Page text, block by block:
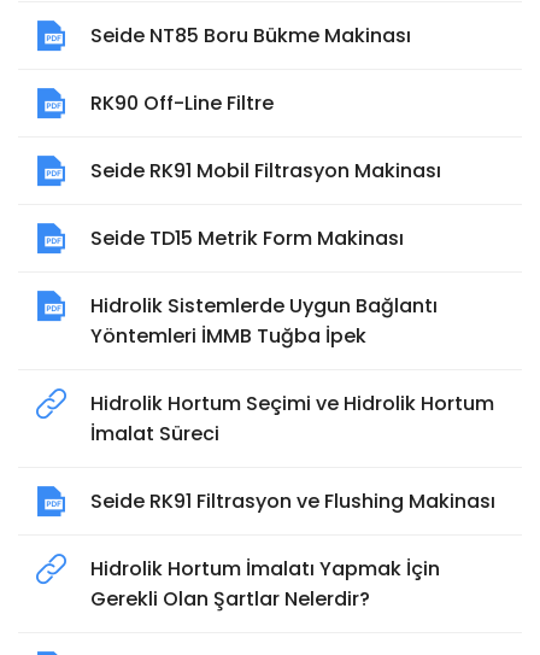
Seide NT85 Boru Bükme Makinası
RK90 Off-Line Filtre
Seide RK91 Mobil Filtrasyon Makinası
Seide TD15 Metrik Form Makinası
Hidrolik Sistemlerde Uygun Bağlantı
Yöntemleri İMMB Tuğba İpek
Hidrolik Hortum Seçimi ve Hidrolik Hortum
İmalat Süreci
Seide RK91 Filtrasyon ve Flushing Makinası
Hidrolik Hortum İmalatı Yapmak İçin
Gerekli Olan Şartlar Nelerdir?